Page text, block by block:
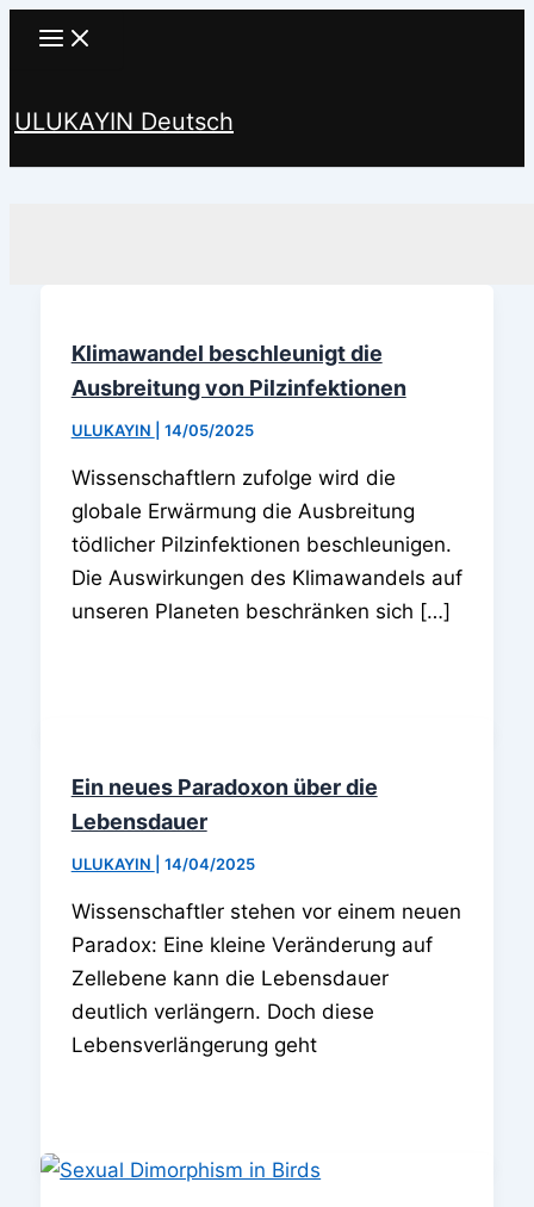
Zum
ULUKAYIN Deutsch
Klimawandel beschleunigt die
Ausbreitung von Pilzinfektionen
ULUKAYIN 14/05/2025
Wissenschaftlern zufolge wird die
globale Erwärmung die Ausbreitung
tödlicher Pilzinfektionen beschleunigen.
Die Auswirkungen des Klimawandels auf
unseren Planeten beschränken sich […]
Ein neues Paradoxon über die
Lebensdauer
ULUKAYIN 14/04/2025
Wissenschaftler stehen vor einem neuen
Paradox: Eine kleine Veränderung auf
Zellebene kann die Lebensdauer
deutlich verlängern. Doch diese
Lebensverlängerung geht